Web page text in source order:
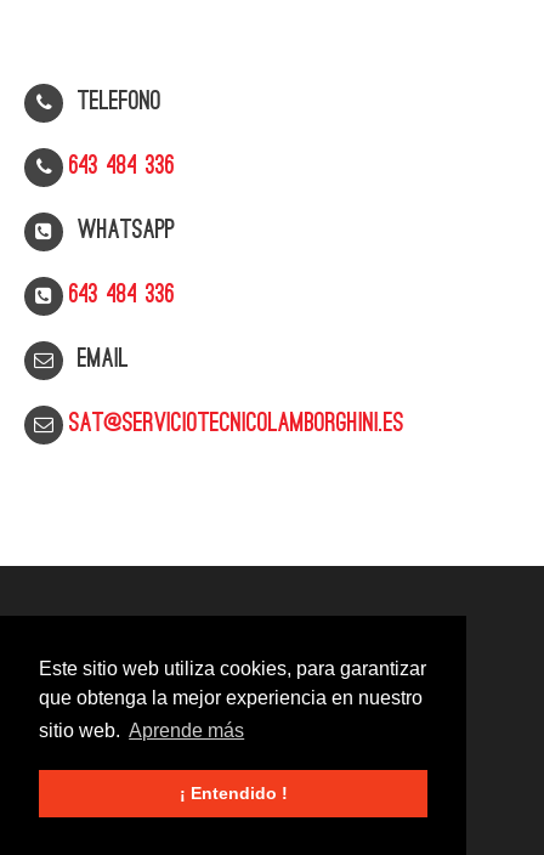
Este sitio web utiliza cookies, para garantizar
que obtenga la mejor experiencia en nuestro
sitio web. Aprende más
¡ Entendido !
Telefono
643 484 336
WhatsApp
643 484 336
Email
sat@serviciotecnicolamborghini.es
© 2020 Servicio Técnico Lamborghini